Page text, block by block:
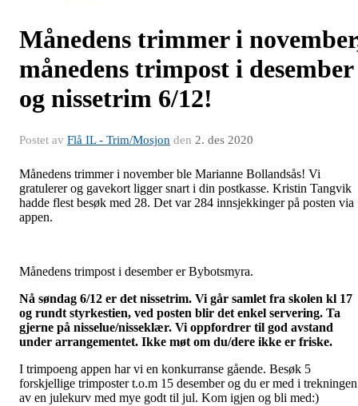
Månedens trimmer i
månedens trimpost i desember
og nissetrim 6/12!
Postet av Flå IL - Trim/Mosjon den 2. des 2020
Månedens trimmer i november ble Marianne Bollandsås! Vi
gratulerer og gavekort ligger snart i din postkasse. Kristin Tangvik
hadde flest besøk med 28. Det var 284 innsjekkinger på posten via
appen.
Månedens trimpost i desember er Bybotsmyra.
Nå søndag 6/12 er det nissetrim. Vi går samlet fra skolen kl 17
og rundt styrkestien, ved posten blir det enkel servering. Ta
gjerne på nisselue/nisseklær. Vi oppfordrer til god avstand
under arrangementet. Ikke møt om du/dere ikke er friske.
I trimpoeng appen har vi en konkurranse gående. Besøk 5
forskjellige trimposter t.o.m 15 desember og du er med i trekningen
av en julekurv med mye godt til jul. Kom igjen og bli med:)